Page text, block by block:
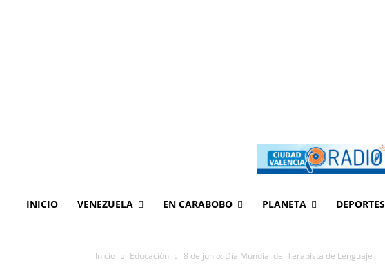
INICIO VENEZUELA EN CARABOBO PLANETA DEPORTES
Inicio Educación 8 de junio: Día Mundial del Terapista de Lenguaje